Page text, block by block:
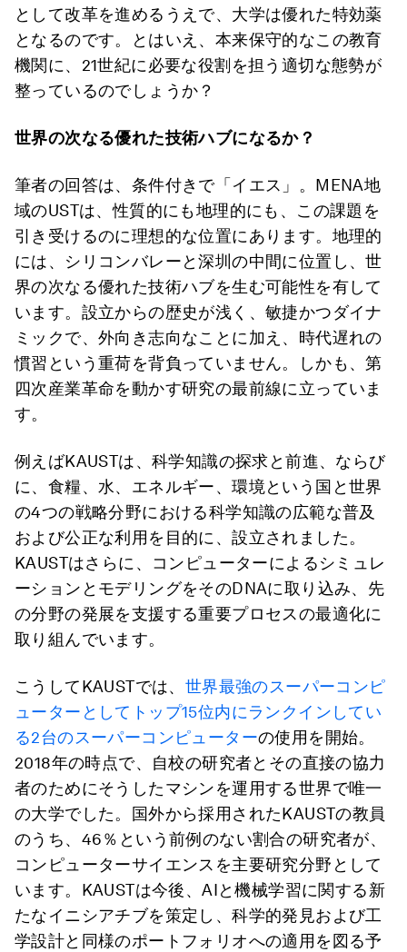
として改革を進めるうえで、大学は優れた特効薬
となるのです。とはいえ、本来保守的なこの教育
機関に、21世紀に必要な役割を担う適切な態勢が
整っているのでしょうか？
世界の次なる優れた技術ハブになるか？
筆者の回答は、条件付きで「イエス」。MENA地
域のUSTは、性質的にも地理的にも、この課題を
引き受けるのに理想的な位置にあります。地理的
には、シリコンバレーと深圳の中間に位置し、世
界の次なる優れた技術ハブを生む可能性を有して
います。設立からの歴史が浅く、敏捷かつダイナ
ミックで、外向き志向なことに加え、時代遅れの
慣習という重荷を背負っていません。しかも、第
四次産業革命を動かす研究の最前線に立っていま
す。
例えばKAUSTは、科学知識の探求と前進、ならび
に、食糧、水、エネルギー、環境という国と世界
の4つの戦略分野における科学知識の広範な普及
および公正な利用を目的に、設立されました。
KAUSTはさらに、コンピューターによるシミュレ
ーションとモデリングをそのDNAに取り込み、先
の分野の発展を支援する重要プロセスの最適化に
取り組んでいます。
こうしてKAUSTでは、 世界最強のスーパーコンピ
ューターとしてトップ15位内にランクインしてい
る2台のスーパーコンピューターの使用を開始。
2018年の時点で、自校の研究者とその直接の協力
者のためにそうしたマシンを運用する世界で唯一
の大学でした。国外から採用されたKAUSTの教員
のうち、46％という前例のない割合の研究者が、
コンピューターサイエンスを主要研究分野として
います。KAUSTは今後、AIと機械学習に関する新
たなイニシアチブを策定し、科学的発見および工
学設計と同様のポートフォリオへの適用を図る予